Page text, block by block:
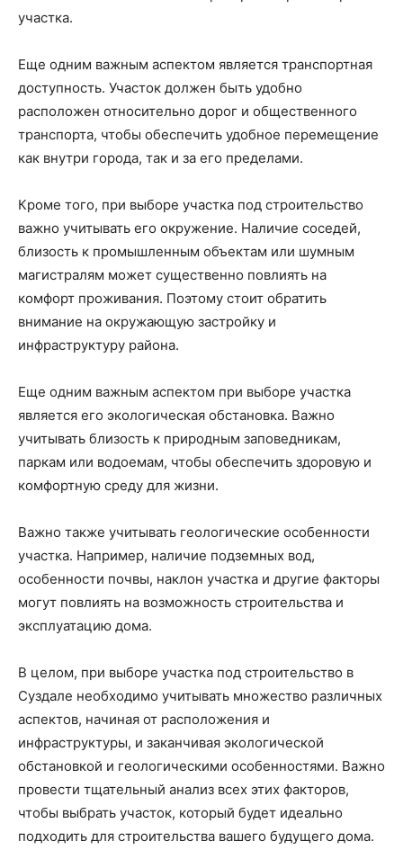
участка.
Еще одним важным аспектом является транспортная
доступность. Участок должен быть удобно
расположен относительно дорог и общественного
транспорта, чтобы обеспечить удобное перемещение
как внутри города, так и за его пределами.
Кроме того, при выборе участка под строительство
важно учитывать его окружение. Наличие соседей,
близость к промышленным объектам или шумным
магистралям может существенно повлиять на
комфорт проживания. Поэтому стоит обратить
внимание на окружающую застройку и
инфраструктуру района.
Еще одним важным аспектом при выборе участка
является его экологическая обстановка. Важно
учитывать близость к природным заповедникам,
паркам или водоемам, чтобы обеспечить здоровую и
комфортную среду для жизни.
Важно также учитывать геологические особенности
участка. Например, наличие подземных вод,
особенности почвы, наклон участка и другие факторы
могут повлиять на возможность строительства и
эксплуатацию дома.
В целом, при выборе участка под строительство в
Суздале необходимо учитывать множество различных
аспектов, начиная от расположения и
инфраструктуры, и заканчивая экологической
обстановкой и геологическими особенностями. Важно
провести тщательный анализ всех этих факторов,
чтобы выбрать участок, который будет идеально
подходить для строительства вашего будущего дома.